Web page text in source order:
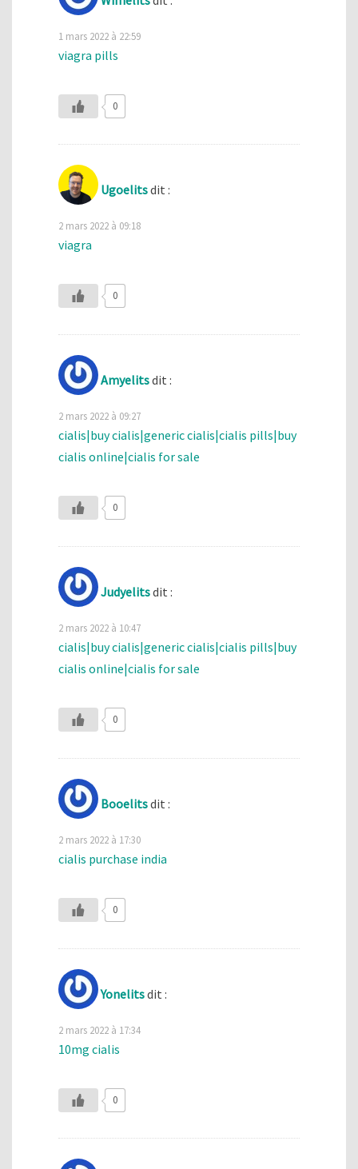
1 mars 2022 à 22:59
viagra pills
0
Ugoelitsdit :
2 mars 2022 à 09:18
viagra
0
Amyelitsdit :
2 mars 2022 à 09:27
cialis|buy cialis|generic cialis|cialis pills|buy
cialis online|cialis for sale
0
Judyelitsdit :
2 mars 2022 à 10:47
cialis|buy cialis|generic cialis|cialis pills|buy
cialis online|cialis for sale
0
Booelitsdit :
2 mars 2022 à 17:30
cialis purchase india
0
Yonelitsdit :
2 mars 2022 à 17:34
10mg cialis
0